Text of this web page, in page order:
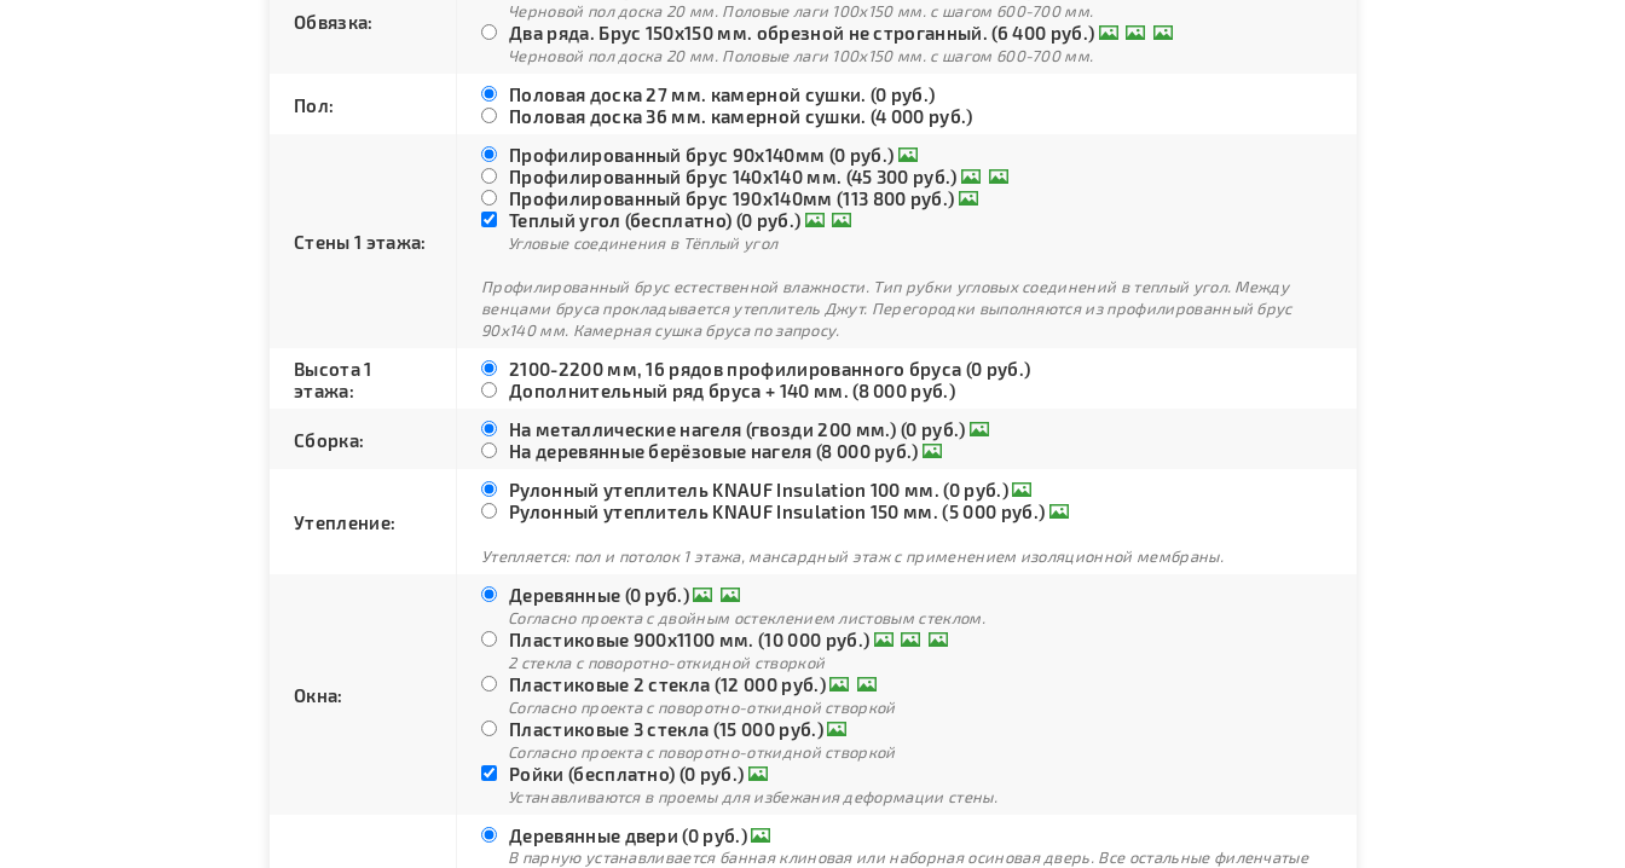
Обвязка: Черновой пол доска 20 мм. Половые лаги 100х150 мм. с шагом 600-700 мм.
Два ряда. Брус 150х150 мм. обрезной не строганный. (6 400 руб.)
Черновой пол доска 20 мм. Половые лаги 100х150 мм. с шагом 600-700 мм.
Пол:
Половая доска 27 мм. камерной сушки. (0 руб.)
Половая доска 36 мм. камерной сушки. (4 000 руб.)
Стены 1 этажа:
Профилированный брус 90х140мм (0 руб.)
Профилированный брус 140х140 мм. (45 300 руб.)
Профилированный брус 190х140мм (113 800 руб.)
Теплый угол (бесплатно) (0 руб.)
Угловые соединения в Тёплый угол
Профилированный брус естественной влажности. Тип рубки угловых соединений в теплый угол. Между
венцами бруса прокладывается утеплитель Джут. Перегородки выполняются из профилированный брус
90х140 мм. Камерная сушка бруса по запросу.
Высота 1
этажа:
2100-2200 мм, 16 рядов профилированного бруса (0 руб.)
Дополнительный ряд бруса + 140 мм. (8 000 руб.)
Сборка:
На металлические нагеля (гвозди 200 мм.) (0 руб.)
На деревянные берёзовые нагеля (8 000 руб.)
Утепление:
Рулонный утеплитель KNAUF Insulation 100 мм. (0 руб.)
Рулонный утеплитель KNAUF Insulation 150 мм. (5 000 руб.)
Утепляется: пол и потолок 1 этажа, мансардный этаж с применением изоляционной мембраны.
Окна:
Деревянные (0 руб.)
Согласно проекта с двойным остеклением листовым стеклом.
Пластиковые 900х1100 мм. (10 000 руб.)
2 стекла с поворотно-откидной створкой
Пластиковые 2 стекла (12 000 руб.)
Согласно проекта с поворотно-откидной створкой
Пластиковые 3 стекла (15 000 руб.)
Согласно проекта с поворотно-откидной створкой
Ройки (бесплатно) (0 руб.)
Устанавливаются в проемы для избежания деформации стены.
Деревянные двери (0 руб.)
В парную устанавливается банная клиновая или наборная осиновая дверь. Все остальные филенчатые